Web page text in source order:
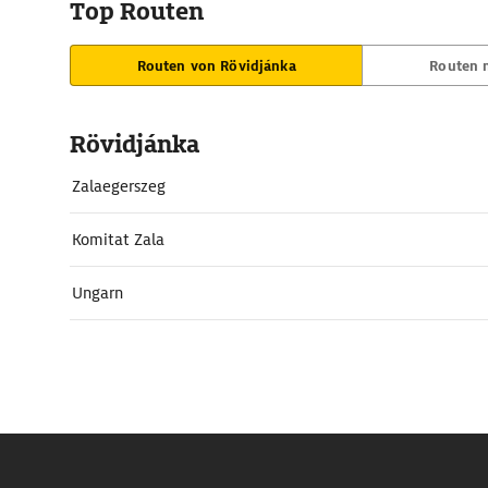
Top Routen
Routen von Rövidjánka Routen
Rövidjánka
Zalaegerszeg
Komitat Zala
Ungarn